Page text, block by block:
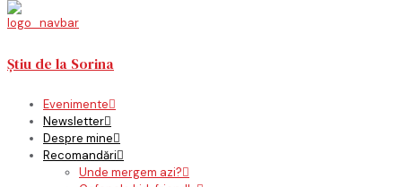
Știu de la Sorina
Evenimente
Newsletter
Despre mine
Recomandări
Unde mergem azi?